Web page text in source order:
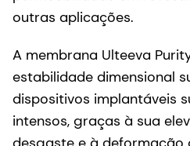
intensos, graças à sua
com uma superfície suave
proporciona um baixo
disso, oferecemos a você
tranquilidade por meio de: